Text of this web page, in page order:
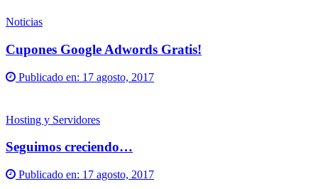
Noticias
Cupones Google Adwords Gratis!
Publicado en: 17 agosto, 2017
Hosting y Servidores
Seguimos creciendo…
Publicado en: 17 agosto, 2017